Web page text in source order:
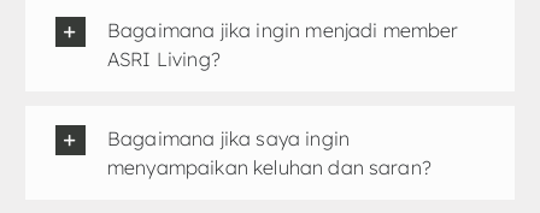
Bagaimana jika ingin menjadi member
ASRI Living?
Bagaimana jika saya ingin
menyampaikan keluhan dan saran?